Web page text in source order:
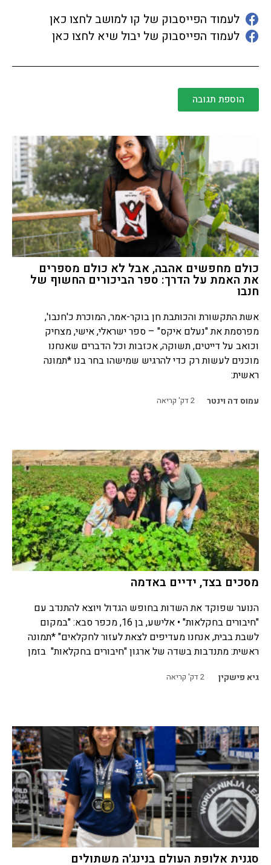
לעמוד הפייסבוק של קו למושב לחצו כאן
לעמוד הפייסבוק של יבול שיא לחצו כאן
הוספת תגובה
כולם מחפשים אהבה, אבל לא כולם מספרים
את האמת על הדרך: ספר הביכורים החשוף של
חנבו
אשת התקשורת והכותבת חן בוקר-אמר, המוכרת כ'חנבו',
מפרסמת את "נעלם איקס" – ספר ישראלי, אישי, מצחיק
וכואב על דייטים, תשוקה, אכזבות וכל הדברים שאנחנו
מוכנים לעשות רק כדי להרגיש שמישהו בחר בנו *תמונה
ראשית:
עמוס דה וינטר 2דק' קריאה
מסכים בצד, ידיים באדמה
הנוער שפוקד את השדות בחופש הגדול ויוצא להתנדב עם
"חיבורים בחקלאות" • אלישע, בן 16, מכפר סבא: "במקום
לשבת בבית, אנחנו מעדיפים לצאת לעזור לחקלאים" *תמונה
ראשית: מתנדבות בשדה של ארגון "חיבורים בחקלאות" בזמן
גיא פישקין 2דק' קריאה
סגנית אלופת העולם בנינג'ה משתולים